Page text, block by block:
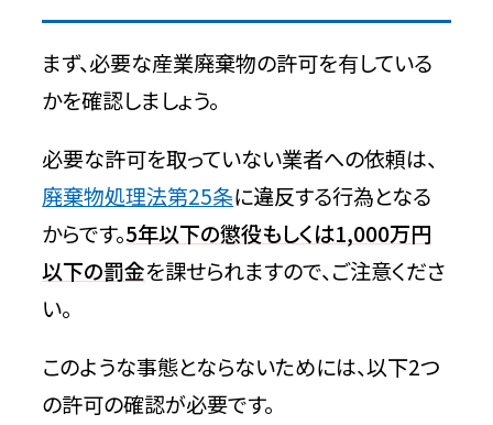
問い合わせ時の基本情報
高嶺清掃株式会社【東京の優良業者】
特徴
問い合わせ時の基本情報
特徴
まず、必要な産業廃棄物の許可を有している
かを確認しましょう。
必要な許可を取っていない業者への依頼は、
廃棄物処理法第25条に違反する行為となる
からです。5年以下の懲役もしくは1,000万円
以下の罰金を課せられますので、ご注意くださ
い。
このような事態とならないためには、以下2つ
の許可の確認が必要です。